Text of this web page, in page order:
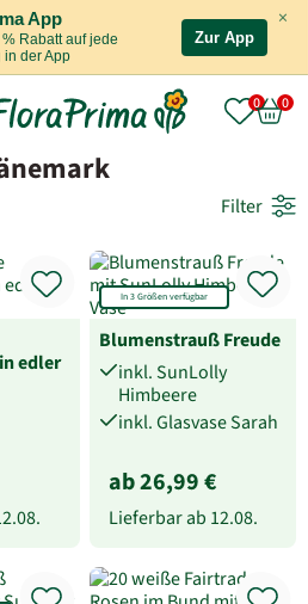
×
App
Rabatt auf jede
in der App
Zur App
Filter
edler
In 3 Größen verfügbar
Blumenstrauß Freude
inkl. SunLolly
Himbeere
inkl. Glasvase Sarah
ab 26,99 €
Lieferbar ab 12.08.